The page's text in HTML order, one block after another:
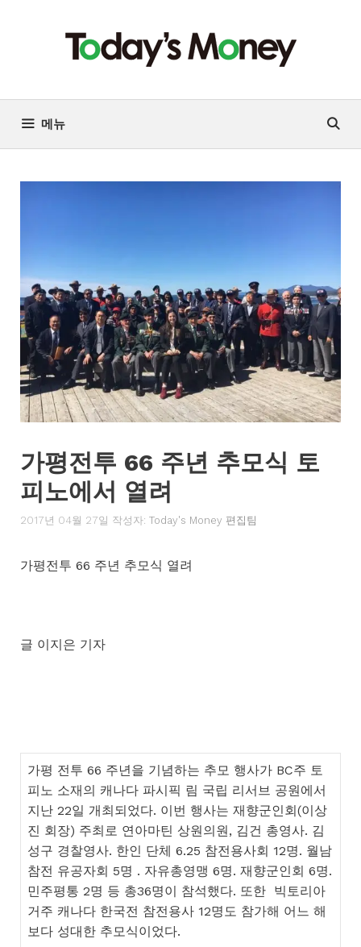
기
메뉴
가평전투 66 주년 추모식 토
피노에서 열려
2017년 04월 27일 작성자: Today's Money 편집팀
가평전투 66 주년 추모식 열려
글 이지은 기자
가평 전투 66 주년을 기념하는 추모 행사가 BC주 토
피노 소재의 캐나다 파시픽 림 국립 리서브 공원에서
지난 22일 개최되었다. 이번 행사는 재향군인회(이상
진 회장) 주최로 연아마틴 상원의원, 김건 총영사. 김
성구 경찰영사. 한인 단체 6.25 참전용사회 12명. 월남
참전 유공자회 5명 . 자유총영맹 6명. 재향군인회 6명.
민주평통 2명 등 총36명이 참석했다. 또한 빅토리아
거주 캐나다 한국전 참전용사 12명도 참가해 어느 해
보다 성대한 추모식이었다.